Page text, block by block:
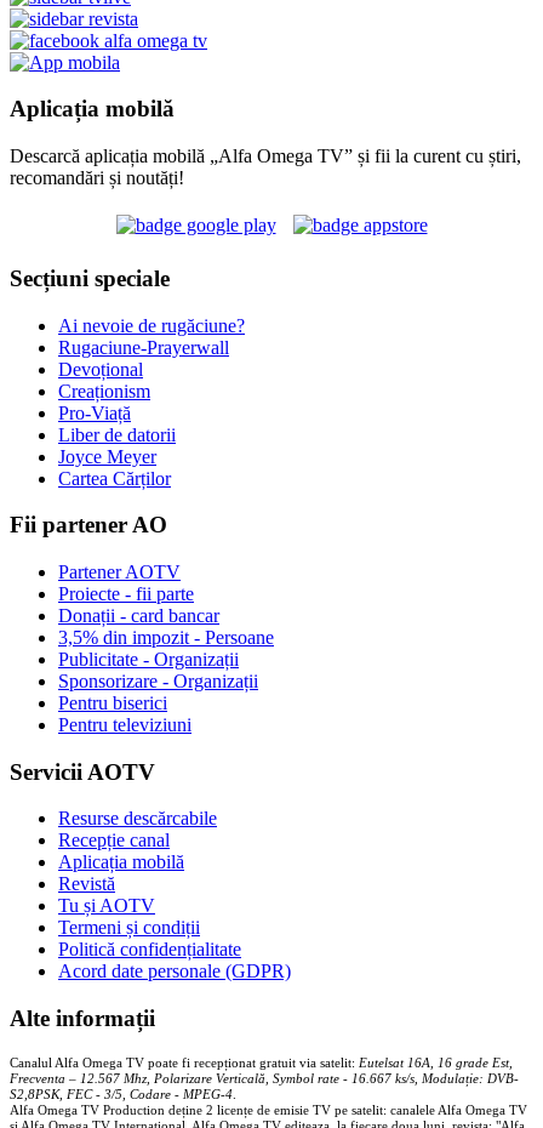
Aplicația mobilă
Descarcă aplicația mobilă „Alfa Omega TV” și fii la curent cu știri,
recomandări și noutăți!
Secțiuni speciale
Ai nevoie de rugăciune?
Rugaciune-Prayerwall
Devoțional
Creaționism
Pro-Viață
Liber de datorii
Joyce Meyer
Cartea Cărților
Fii partener AO
Partener AOTV
Proiecte - fii parte
Donații - card bancar
3,5% din impozit - Persoane
Publicitate - Organizații
Sponsorizare - Organizații
Pentru biserici
Pentru televiziuni
Servicii AOTV
Resurse descărcabile
Recepție canal
Aplicația mobilă
Revistă
Tu și AOTV
Termeni și condiții
Politică confidențialitate
Acord date personale (GDPR)
Alte informații
Canalul Alfa Omega TV poate fi recepționat gratuit via satelit: Eutelsat 16A, 16 grade Est,
Frecventa – 12.567 Mhz, Polarizare Verticală, Symbol rate - 16.667 ks/s, Modulație: DVB-
S2,8PSK, FEC - 3/5, Codare - MPEG-4
Alfa Omega TV Production deține 2 licențe de emisie TV pe satelit: canalele Alfa Omega TV